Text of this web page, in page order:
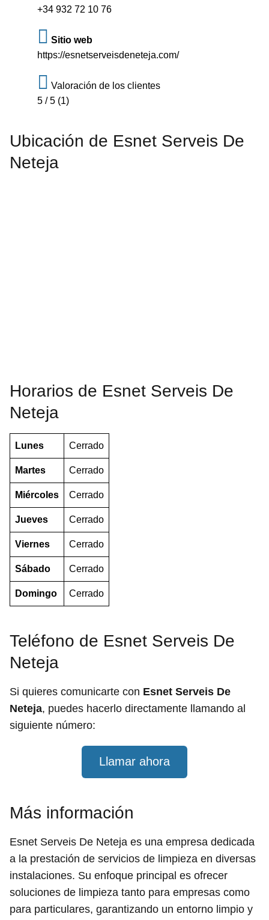
+34 932 72 10 76
Sitio web
https://esnetserveisdeneteja.com/
Valoración de los clientes
5 / 5 (1)
Ubicación de Esnet Serveis De
Neteja
Horarios de Esnet Serveis De
Neteja
Lunes Cerrado
Martes Cerrado
Miércoles Cerrado
Jueves Cerrado
Viernes Cerrado
Sábado Cerrado
Domingo Cerrado
Teléfono de Esnet Serveis De
Neteja
Si quieres comunicarte con Esnet Serveis De
Neteja, puedes hacerlo directamente llamando al
siguiente número:
Llamar ahora
Más información
Esnet Serveis De Neteja es una empresa dedicada
a la prestación de servicios de limpieza en diversas
instalaciones. Su enfoque principal es ofrecer
soluciones de limpieza tanto para empresas como
para particulares, garantizando un entorno limpio y